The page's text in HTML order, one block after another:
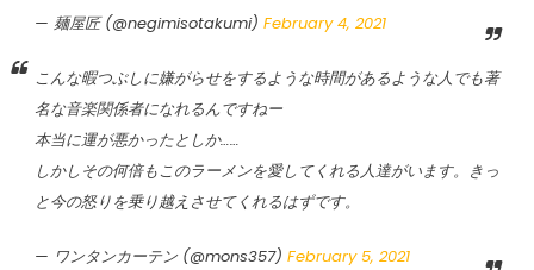
— 麺屋匠 (@negimisotakumi) February 4, 2021
こんな暇つぶしに嫌がらせをするような時間があるような人でも著
名な音楽関係者になれるんですねー
本当に運が悪かったとしか……
しかしその何倍もこのラーメンを愛してくれる人達がいます。きっ
と今の怒りを乗り越えさせてくれるはずです。
— ワンタンカーテン (@mons357) February 5, 2021